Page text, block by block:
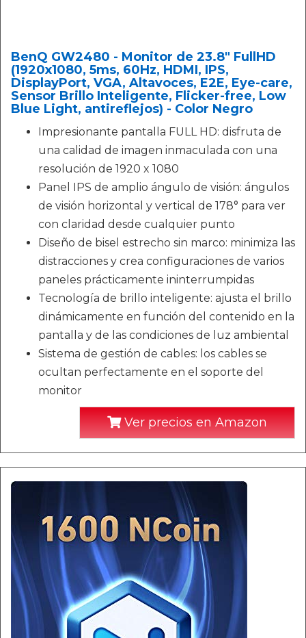
BenQ GW2480 - Monitor de 23.8" FullHD
(1920x1080, 5ms, 60Hz, HDMI, IPS,
DisplayPort, VGA, Altavoces, E2E, Eye-care,
Sensor Brillo Inteligente, Flicker-free, Low
Blue Light, antireflejos) - Color Negro
Impresionante pantalla FULL HD: disfruta de
una calidad de imagen inmaculada con una
resolución de 1920 x 1080
Panel IPS de amplio ángulo de visión: ángulos
de visión horizontal y vertical de 178° para ver
con claridad desde cualquier punto
Diseño de bisel estrecho sin marco: minimiza las
distracciones y crea configuraciones de varios
paneles prácticamente ininterrumpidas
Tecnología de brillo inteligente: ajusta el brillo
dinámicamente en función del contenido en la
pantalla y de las condiciones de luz ambiental
Sistema de gestión de cables: los cables se
ocultan perfectamente en el soporte del
monitor
Ver precios en Amazon